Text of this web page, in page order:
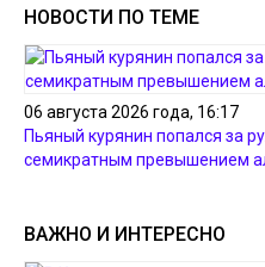
НОВОСТИ ПО ТЕМЕ
06 августа 2026 года, 16:17
Пьяный курянин попался за
семикратным превышением
ВАЖНО И ИНТЕРЕСНО